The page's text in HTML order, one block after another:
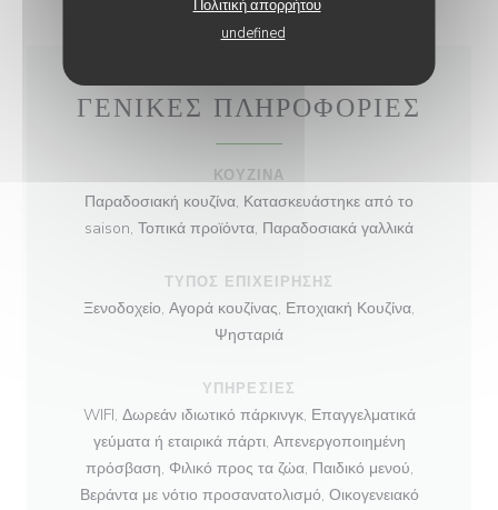
Πολιτική απορρήτου
undefined
ΓΕΝΙΚΈΣ ΠΛΗΡΟΦΟΡΊΕΣ
ΚΟΥΖΊΝΑ
Παραδοσιακή κουζίνα, Κατασκευάστηκε από το
saison, Τοπικά προϊόντα, Παραδοσιακά γαλλικά
ΤΎΠΟΣ ΕΠΙΧΕΊΡΗΣΗΣ
Ξενοδοχείο, Αγορά κουζίνας, Εποχιακή Κουζίνα,
Ψησταριά
ΥΠΗΡΕΣΊΕΣ
WIFI, Δωρεάν ιδιωτικό πάρκινγκ, Επαγγελματικά
γεύματα ή εταιρικά πάρτι, Απενεργοποιημένη
πρόσβαση, Φιλικό προς τα ζώα, Παιδικό μενού,
Βεράντα με νότιο προσανατολισμό, Οικογενειακό